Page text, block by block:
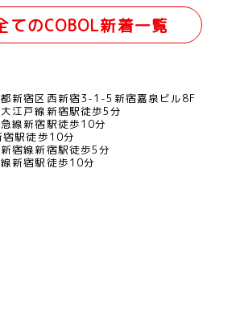
てのCOBOL新着一覧
新宿区西新宿3-1-5新宿嘉泉ビル8F
江戸線新宿駅徒歩5分
線新宿駅徒歩10分
宿駅徒歩10分
宿線新宿駅徒歩5分
新宿駅徒歩10分